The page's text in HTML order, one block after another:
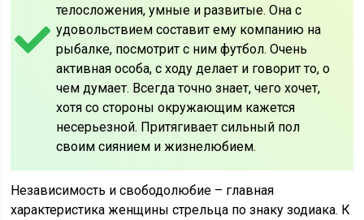
телосложения, умные и развитые. Она с
удовольствием составит ему компанию на
рыбалке, посмотрит с ним футбол. Очень
активная особа, с ходу делает и говорит то, о
чем думает. Всегда точно знает, чего хочет,
хотя со стороны окружающим кажется
несерьезной. Притягивает сильный пол
своим сиянием и жизнелюбием.
Независимость и свободолюбие – главная
характеристика женщины стрельца по знаку зодиака. К